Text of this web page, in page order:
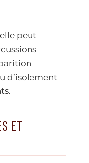
peut
d’isolement
ET